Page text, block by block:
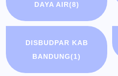
DAYA AIR(8)
DISBUDPAR KAB
BANDUNG(1)